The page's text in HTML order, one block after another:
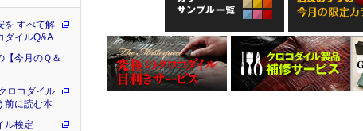
を すべて解
ダイルQ&A
【今月のＱ＆
ロコダイル
前に読む本
ル検定